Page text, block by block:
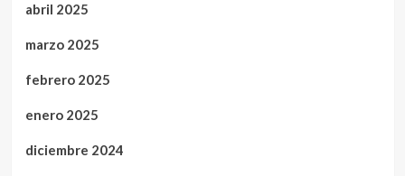
abril 2025
marzo 2025
febrero 2025
enero 2025
diciembre 2024